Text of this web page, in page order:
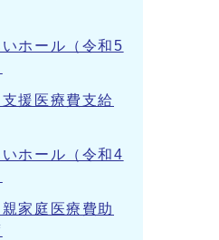
ホール（令和5
援医療費支給
ホール（令和4
家庭医療費助